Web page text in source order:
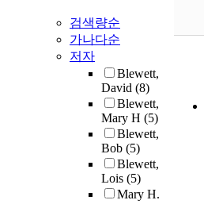
검색량순
가나다순
저자
Blewett,
David (8)
Blewett,
Mary H (5)
Blewett,
Bob (5)
Blewett,
Lois (5)
Mary H.